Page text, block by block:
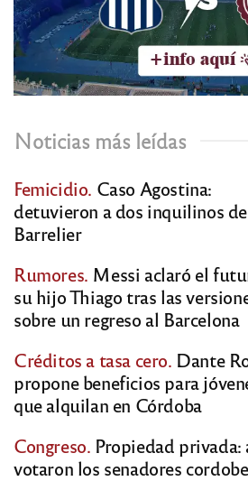
Noticias más leídas
Femicidio. Caso Agostina:
detuvieron a dos inquilinos de
Barrelier
Rumores. Messi aclaró el
su hijo Thiago tras las
sobre un regreso al Barcelona
Créditos a tasa cero. Dante
propone beneficios para
que alquilan en Córdoba
Congreso. Propiedad privada:
votaron los senadores